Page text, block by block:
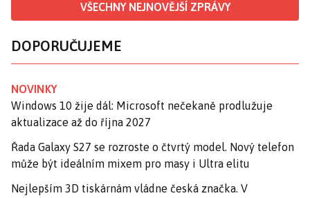
VŠECHNY NEJNOVĚJŠÍ ZPRÁVY
DOPORUČUJEME
NOVINKY
Windows 10 žije dál: Microsoft nečekaně prodlužuje
aktualizace až do října 2027
Řada Galaxy S27 se rozroste o čtvrtý model. Nový telefon
může být ideálním mixem pro masy i Ultra elitu
Nejlepším 3D tiskárnám vládne česká značka. V